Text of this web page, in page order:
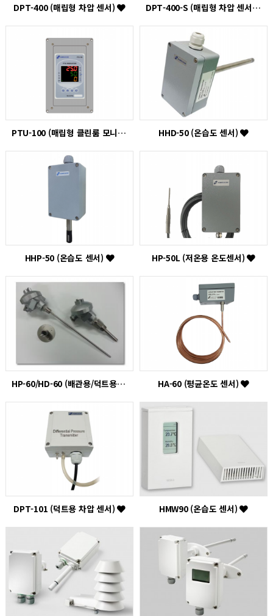
DPT-400 (매립형 차압 센서) DPT-400-S (매립형 차압 센서)
PTU-100 (매립형 클린룸 모니터) HHD-50 (온습도 센서)
HHP-50 (온습도 센서) HP-50L (저온용 온도센서)
HP-60/HD-60 (배관용/덕트용 온도 센서) HA-60 (평균온도 센서)
DPT-101 (덕트용 차압 센서) HMW90 (온습도 센서)